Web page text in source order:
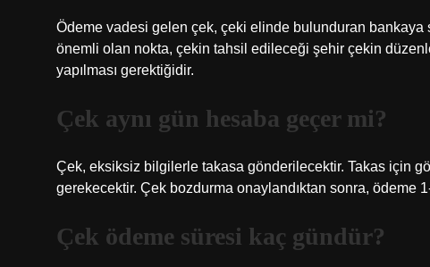
Ödeme vadesi gelen çek, çeki elinde bulunduran bankaya
önemli olan nokta, çekin tahsil edileceği şehir çekin
yapılması gerektiğidir.
Çek aynı gün hesaba geçer mi?
Çek, eksiksiz bilgilerle takasa gönderilecektir. Takas için
gerekecektir. Çek bozdurma onaylandıktan sonra, ödeme 1-
Çek ödeme süresi kaç gündür?